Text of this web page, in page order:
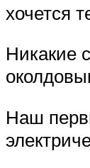
хочется
Никакие
Наш